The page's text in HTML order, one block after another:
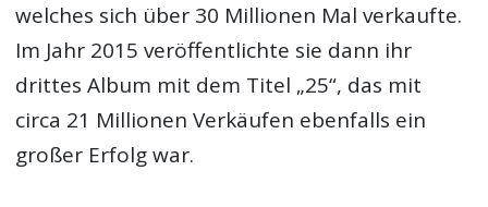
welches sich über 30 Millionen Mal verkaufte.
Im Jahr 2015 veröffentlichte sie dann ihr
drittes Album mit dem Titel „25“, das mit
circa 21 Millionen Verkäufen ebenfalls ein
großer Erfolg war.